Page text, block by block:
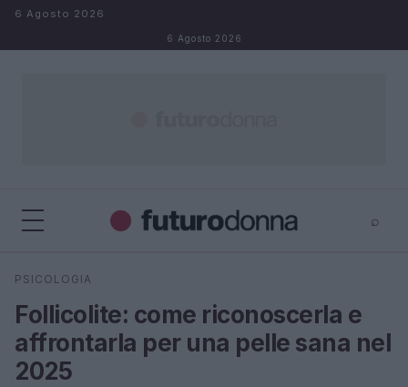
Salta al contenuto
6 Agosto 2026
6 Agosto 2026
⌕
Cerca
PSICOLOGIA
Follicolite: come riconoscerla e
affrontarla per una pelle sana nel
2025